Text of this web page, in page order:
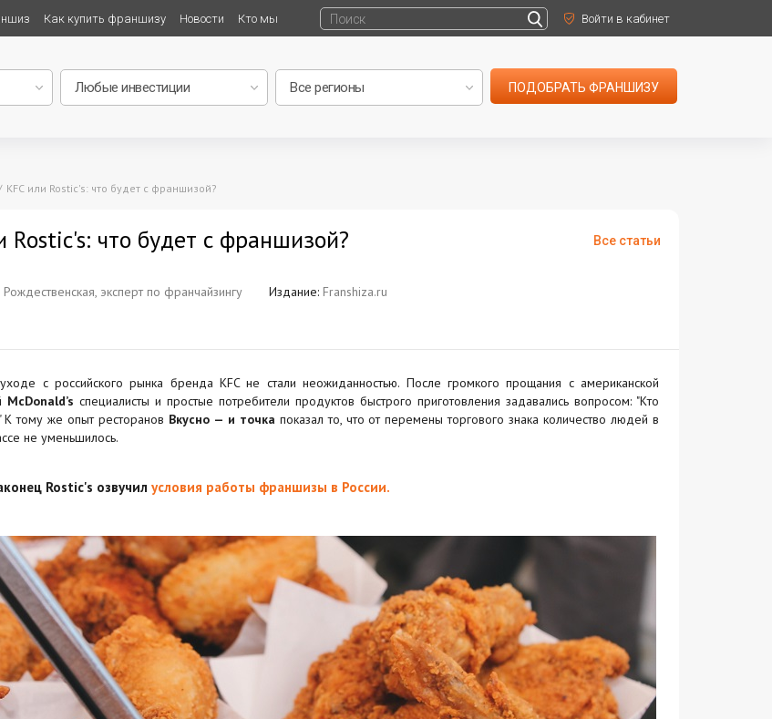
Как купить франшизу Новости Кто мы Войти в кабинет
ПОДОБРАТЬ ФРАНШИЗУ
KFC или Rostic's: что будет с франшизой?
Все статьи
Rostic's: что будет с франшизой?
эксперт по франчайзингу Издание: Franshiza.ru
с российского рынка бренда KFC не стали неожиданностью. После громкого прощания с американской
McDonald’s специалисты и простые потребители продуктов быстрого приготовления задавались вопросом: "Кто
тому же опыт ресторанов Вкусно — и точка показал то, что от перемены торгового знака количество людей в
не уменьшилось.
Rostic's озвучил условия работы франшизы в России.